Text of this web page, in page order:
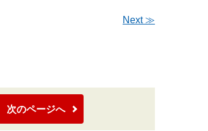
Next ≫
次のページへ